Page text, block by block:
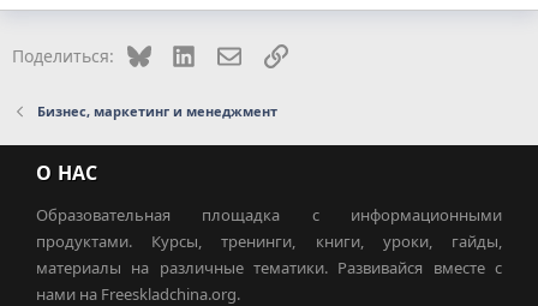
Поделиться: Bluesky LinkedInЭлектронная почта
Ссылка
Бизнес, маркетинг и менеджмент
О НАС
Образовательная площадка с информационными
продуктами. Курсы, тренинги, книги, уроки, гайды,
материалы на различные тематики. Развивайся вместе с
нами на Freeskladchina.org.